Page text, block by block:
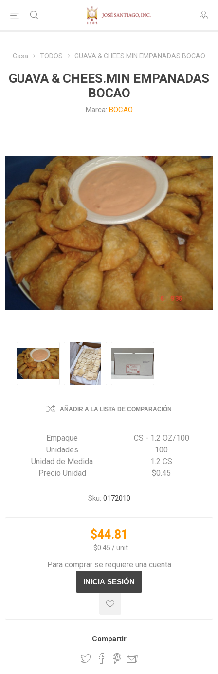
Casa TODOS GUAVA & CHEES.MIN EMPANADAS BOCAO
GUAVA & CHEES.MIN EMPANADAS
BOCAO
Marca: BOCAO
AÑADIR A LA LISTA DE COMPARACIÓN
Empaque
CS - 1.2 OZ/100
Unidades
100
Unidad de Medida
1.2 CS
Precio Unidad
$0.45
Sku: 0172010
$44.81
‏‏‎ ‎‏‏‎ ‎$0.45 / unit
Para comprar se requiere una cuenta
Compartir